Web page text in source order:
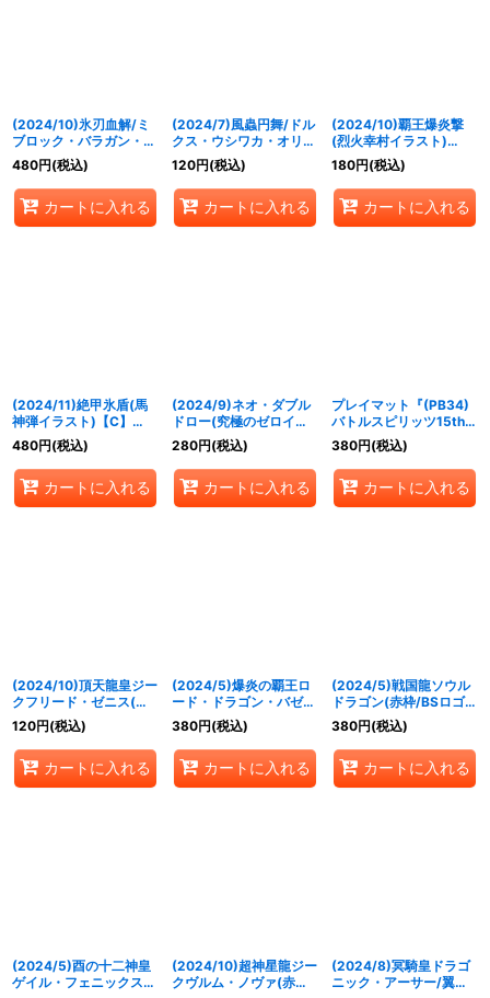
(2024/10)氷刃血解/ミ
ブロック・バラガン・オ
リジン(ガレット・レヴ
ォイラスト)【CP】
{BS55-TCP07}《白》
480円(税込)
カートに入れる
(2024/7)風蟲円舞/ドル
クス・ウシワカ・オリジ
ン(ヨク・アルバトロサ
イラスト)【CP】
{BS55-TCP06}《緑》
120円(税込)
カートに入れる
(2024/10)覇王爆炎撃
(烈火幸村イラスト)
【C】{SD56-RV008}
《赤》
180円(税込)
カートに入れる
(2024/11)絶甲氷盾(馬
神弾イラスト)【C】
{SD56-RV009}《白》
480円(税込)
カートに入れる
(2024/9)ネオ・ダブル
ドロー(究極のゼロイラ
スト)【C】{SD64-
RV009}《赤》
280円(税込)
カートに入れる
プレイマット『(PB34)
バトルスピリッツ15thプ
レミアムバトラーズ
BOX』【-】{-}《サプラ
イ》
380円(税込)
カートに入れる
(2024/10)頂天龍皇ジー
クフリード・ゼニス(右
向き/illus：
BandaiNamcoFilmwork
s)【X】{SD66-X01}
《赤》
120円(税込)
カートに入れる
(2024/5)爆炎の覇王ロ
ード・ドラゴン・バゼル
(赤枠/BSロゴ)【X】
{BS16-X01}《赤》
380円(税込)
カートに入れる
(2024/5)戦国龍ソウル
ドラゴン(赤枠/BSロゴ)
【X】{BS31-X01}
《赤》
380円(税込)
カートに入れる
(2024/5)酉の十二神皇
ゲイル・フェニックス
(2024/10)超神星龍ジー
クヴルム・ノヴァ(赤
(2024/8)冥騎皇ドラゴ
ニック・アーサー/翼神